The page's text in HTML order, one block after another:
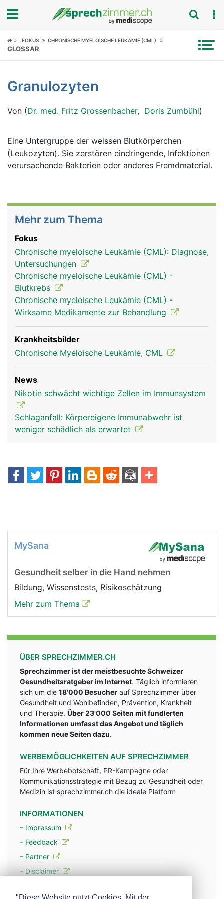
Fokus
Symptome
Untersuchungen
News
Ratgeber
FOKUS CHRONISCHE MYELOISCHE LEUKÄMIE (CML)
GLOSSAR
Granulozyten
Von (Dr. med. Fritz Grossenbacher, Doris Zumbühl)
Eine Untergruppe der weissen Blutkörperchen
(Leukozyten). Sie zerstören eindringende, Infektionen
verursachende Bakterien oder anderes Fremdmaterial.
Mehr zum Thema
Fokus
Chronische myeloische Leukämie (CML): Diagnose,
Untersuchungen
Chronische myeloische Leukämie (CML) -
Blutkrebs
Chronische myeloische Leukämie (CML) -
Wirksame Medikamente zur Behandlung
Krankheitsbilder
Chronische Myeloische Leukämie, CML
News
Nikotin schwächt wichtige Zellen im Immunsystem
Schlaganfall: Körpereigene Immunabwehr ist
weniger schädlich als erwartet
MySana
Gesundheit selber in die Hand nehmen
Bildung, Wissenstests, Risikoschätzung
Mehr zum Thema
ÜBER SPRECHZIMMER.CH
Sprechzimmer ist der meistbesuchte Schweizer
Gesundheitsratgeber im Internet. Täglich informieren
sich um die 18'000 Besucher auf Sprechzimmer über
Gesundheit und Wohlbefinden, Prävention, Krankheit
und Therapie. Über 23'000 Seiten mit fundlerten
Informationen umfasst das Angebot und täglich
kommen neue Seiten dazu.
WERBEMÖGLICHKEITEN AUF SPRECHZIMMER
Für Ihre Werbebotschaft, PR-Kampagne oder
Kommunikationsstrategie mit Bezug zu Gesundheit oder
Medizin ist sprechzimmer.ch die ideale Platform
INFORMATIONEN
– Impressum
– Feedback
– Partner
– Disclaimer